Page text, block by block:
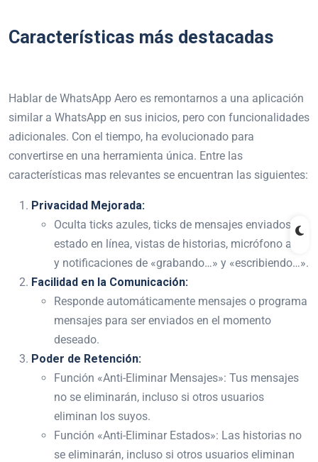
Características más destacadas
Hablar de WhatsApp Aero es remontarnos a una aplicación
similar a WhatsApp en sus inicios, pero con funcionalidades
adicionales. Con el tiempo, ha evolucionado para
convertirse en una herramienta única. Entre las
características mas relevantes se encuentran las siguientes:
Privacidad Mejorada:
Oculta ticks azules, ticks de mensajes enviados,
estado en línea, vistas de historias, micrófono azul
y notificaciones de «grabando…» y «escribiendo…».
Facilidad en la Comunicación:
Responde automáticamente mensajes o programa
mensajes para ser enviados en el momento
deseado.
Poder de Retención:
Función «Anti-Eliminar Mensajes»: Tus mensajes
no se eliminarán, incluso si otros usuarios
eliminan los suyos.
Función «Anti-Eliminar Estados»: Las historias no
se eliminarán, incluso si otros usuarios eliminan